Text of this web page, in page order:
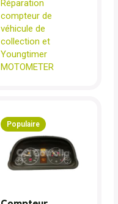
Réparation
compteur de
véhicule de
collection et
Youngtimer
MOTOMETER
Populaire